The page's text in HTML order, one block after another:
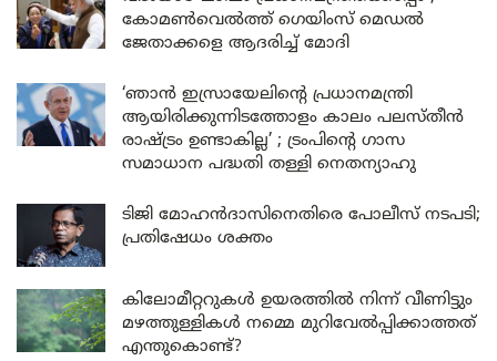
കോമൺവെൽത്ത് ഗെയിംസ് മെഡൽ
ജേതാക്കളെ ആദരിച്ച് മോദി
‘ഞാൻ ഇസ്രായേലിന്റെ പ്രധാനമന്ത്രി
ആയിരിക്കുന്നിടത്തോളം കാലം പലസ്തീൻ
രാഷ്ട്രം ഉണ്ടാകില്ല’ ; ട്രംപിന്റെ ഗാസ
സമാധാന പദ്ധതി തള്ളി നെതന്യാഹു
ടിജി മോഹൻദാസിനെതിരെ പോലീസ് നടപടി;
പ്രതിഷേധം ശക്തം
കിലോമീറ്ററുകൾ ഉയരത്തിൽ നിന്ന് വീണിട്ടും
മഴത്തുള്ളികൾ നമ്മെ മുറിവേൽപ്പിക്കാത്തത്
എന്തുകൊണ്ട്?